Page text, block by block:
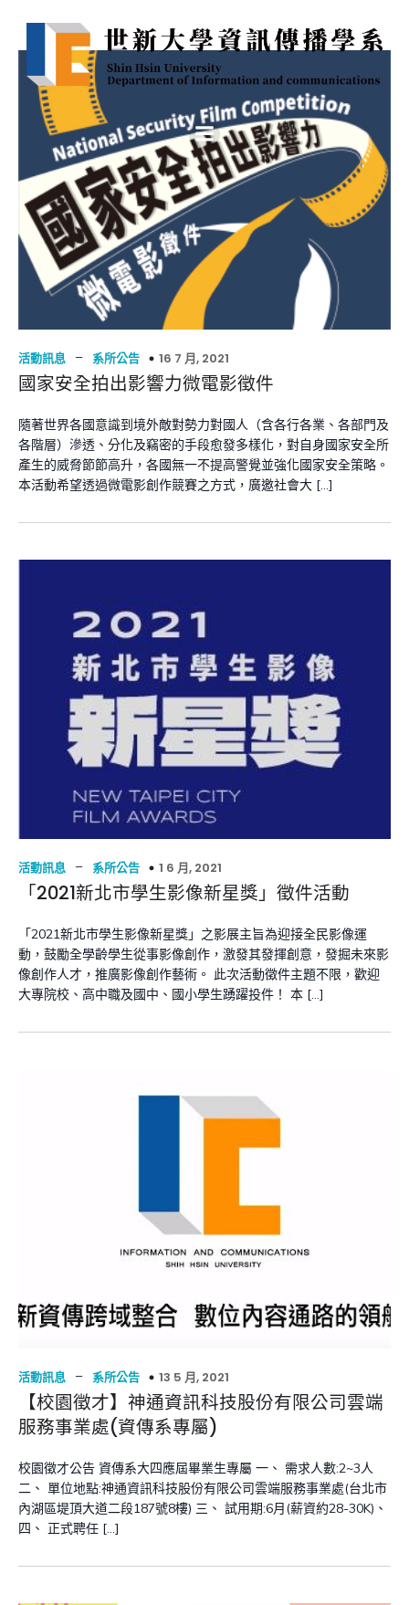
活動訊息 – 系所公告 16 7 月, 2021
國家安全拍出影響力微電影徵件
隨著世界各國意識到境外敵對勢力對國人（含各行各業、各部門及
各階層）滲透、分化及竊密的手段愈發多樣化，對自身國家安全所
產生的威脅節節高升，各國無一不提高警覺並強化國家安全策略。
本活動希望透過微電影創作競賽之方式，廣邀社會大 […]
活動訊息 – 系所公告 1 6 月, 2021
「2021新北市學生影像新星獎」徵件活動
「2021新北市學生影像新星獎」之影展主旨為迎接全民影像運
動，鼓勵全學齡學生從事影像創作，激發其發揮創意，發掘未來影
像創作人才，推廣影像創作藝術。 此次活動徵件主題不限，歡迎
大專院校、高中職及國中、國小學生踴躍投件！ 本 […]
活動訊息 – 系所公告 13 5 月, 2021
【校園徵才】神通資訊科技股份有限公司雲端
服務事業處(資傳系專屬)
校園徵才公告 資傳系大四應屆畢業生專屬 一、 需求人數:2~3人
二、 單位地點:神通資訊科技股份有限公司雲端服務事業處(台北市
內湖區堤頂大道二段187號8樓) 三、 試用期:6月(薪資約28-30K)、
四、 正式聘任 […]